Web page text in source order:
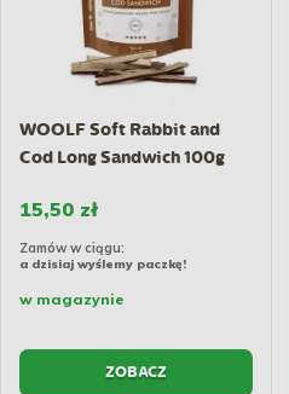
WOOLF Soft Rabbit and
Cod Long Sandwich 100g
15,50 zł
Zamów w ciągu:
a dzisiaj wyślemy paczkę!
w magazynie
ZOBACZ